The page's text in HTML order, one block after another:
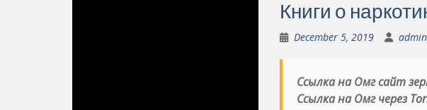
Книги о
December 5, 2019 admin
Ссылка на Омг сайт
Ссылка на Омг через